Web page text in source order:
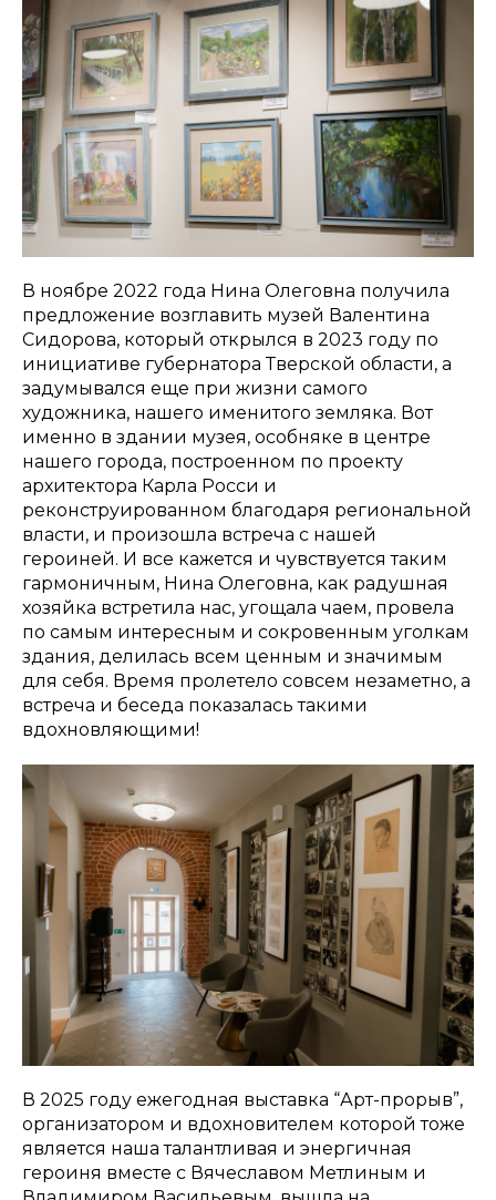
В ноябре 2022 года Нина Олеговна получила
предложение возглавить музей Валентина
Сидорова, который открылся в 2023 году по
инициативе губернатора Тверской области, а
задумывался еще при жизни самого
художника, нашего именитого земляка. Вот
именно в здании музея, особняке в центре
нашего города, построенном по проекту
архитектора Карла Росси и
реконструированном благодаря региональной
власти, и произошла встреча с нашей
героиней. И все кажется и чувствуется таким
гармоничным, Нина Олеговна, как радушная
хозяйка встретила нас, угощала чаем, провела
по самым интересным и сокровенным уголкам
здания, делилась всем ценным и значимым
для себя. Время пролетело совсем незаметно, а
встреча и беседа показалась такими
вдохновляющими!
В 2025 году ежегодная выставка “Арт-прорыв”,
организатором и вдохновителем которой тоже
является наша талантливая и энергичная
героиня вместе с Вячеславом Метлиным и